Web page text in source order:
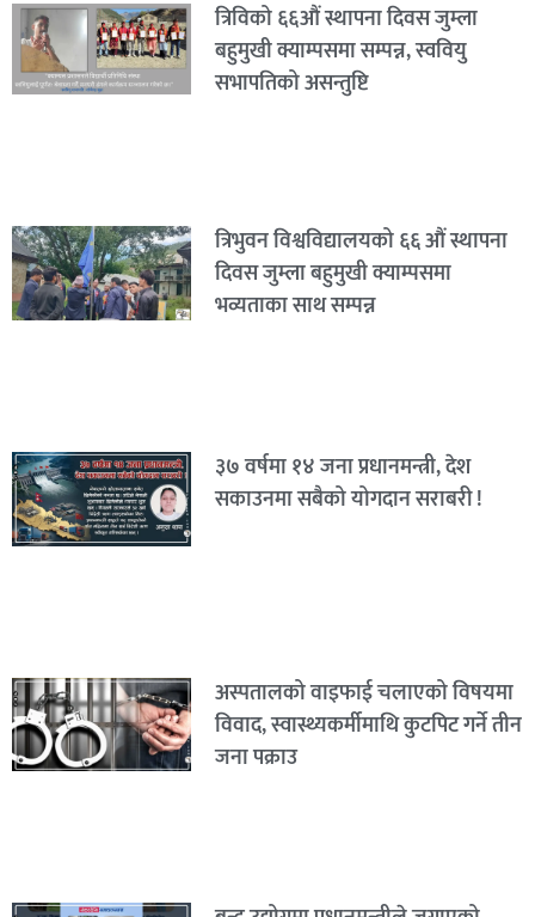
त्रिविको ६६औं स्थापना दिवस जुम्ला
बहुमुखी क्याम्पसमा सम्पन्न, स्ववियु
सभापतिको असन्तुष्टि
त्रिभुवन विश्वविद्यालयको ६६ औं स्थापना
दिवस जुम्ला बहुमुखी क्याम्पसमा
भव्यताका साथ सम्पन्न
३७ वर्षमा १४ जना प्रधानमन्त्री, देश
सकाउनमा सबैको योगदान सराबरी !
अस्पतालको वाइफाई चलाएको विषयमा
विवाद, स्वास्थ्यकर्मीमाथि कुटपिट गर्ने तीन
जना पक्राउ